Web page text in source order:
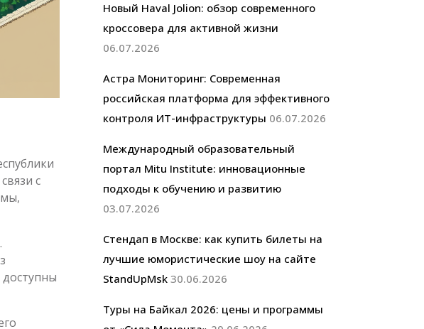
с
.
Новый Haval Jolion: обзор современного
кроссовера для активной жизни
06.07.2026
Астра Мониторинг: Современная
российская платформа для эффективного
контроля ИТ-инфраструктуры 06.07.2026
Международный образовательный
портал Mitu Institute: инновационные
подходы к обучению и развитию
03.07.2026
Стендап в Москве: как купить билеты на
лучшие юмористические шоу на сайте
StandUpMsk 30.06.2026
Туры на Байкал 2026: цены и программы